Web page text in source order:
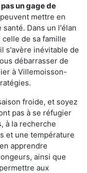
un gage de
mettre en
Dans un l'élan
de sa famille
s'avère inévitable de
débarrasser de
à Villemoisson-
froide, et soyez
pas à se réfugier
à la recherche
et une température
apprendre
ainsi que
aux